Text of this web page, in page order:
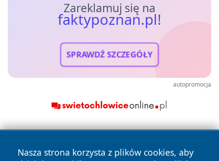
Zareklamuj się na
faktypoznan.pl!
SPRAWDŹ SZCZEGÓŁY
autopromocja
Nasza strona korzysta z plików cookies, aby